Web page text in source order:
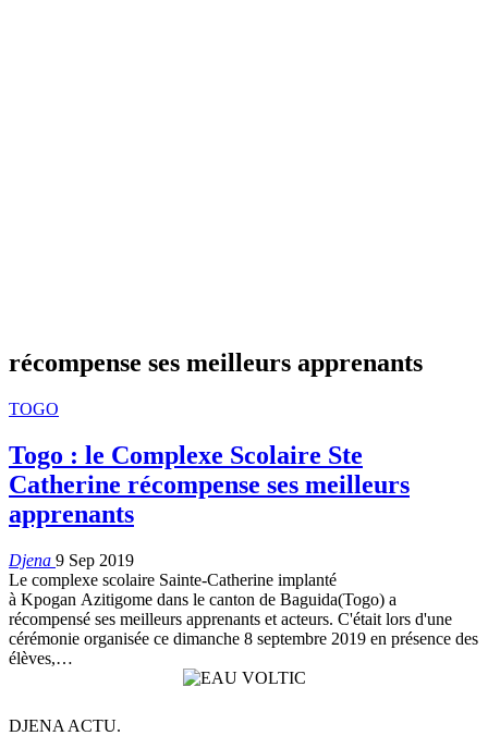
récompense ses meilleurs apprenants
TOGO
Togo : le Complexe Scolaire Ste
Catherine récompense ses meilleurs
apprenants
Djena 9 Sep 2019
Le complexe scolaire Sainte-Catherine implanté
à Kpogan Azitigome dans le canton de Baguida(Togo) a
récompensé ses meilleurs apprenants et acteurs. C'était lors d'une
cérémonie organisée ce dimanche 8 septembre 2019 en présence des
élèves,…
DJENA ACTU.